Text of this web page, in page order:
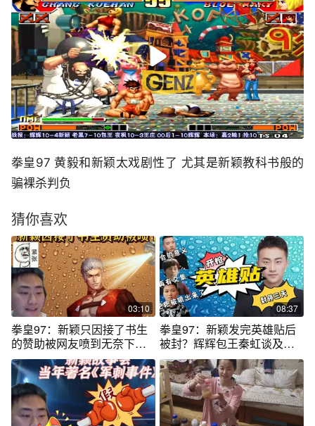
拳皇97 黄毅和新颖太戏剧性了 尤其是新颖教科书般的
骗裸杀判负
猜你喜欢
03:10
拳皇97：新颖只因接了书生
的赞助被网友喷到无奈下
播！
08:37
拳皇97：新颖发完英雄贴后
被封？辉辉包王秦虹谈及此
次事件看法